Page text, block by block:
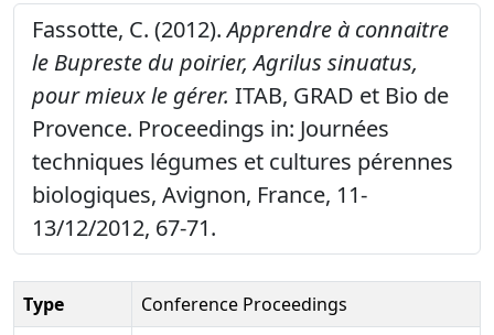
Fassotte, C. (2012).Apprendre à connaitre
le Bupreste du poirier, Agrilus sinuatus,
pour mieux le gérer. ITAB, GRAD et Bio de
Provence. Proceedings in: Journées
techniques légumes et cultures pérennes
biologiques, Avignon, France, 11-
13/12/2012, 67-71.
Type
Conference Proceedings